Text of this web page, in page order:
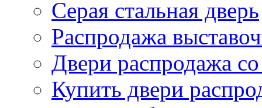
Серая стальная дверь
Распродажа
Двери распродажа со
Купить двери